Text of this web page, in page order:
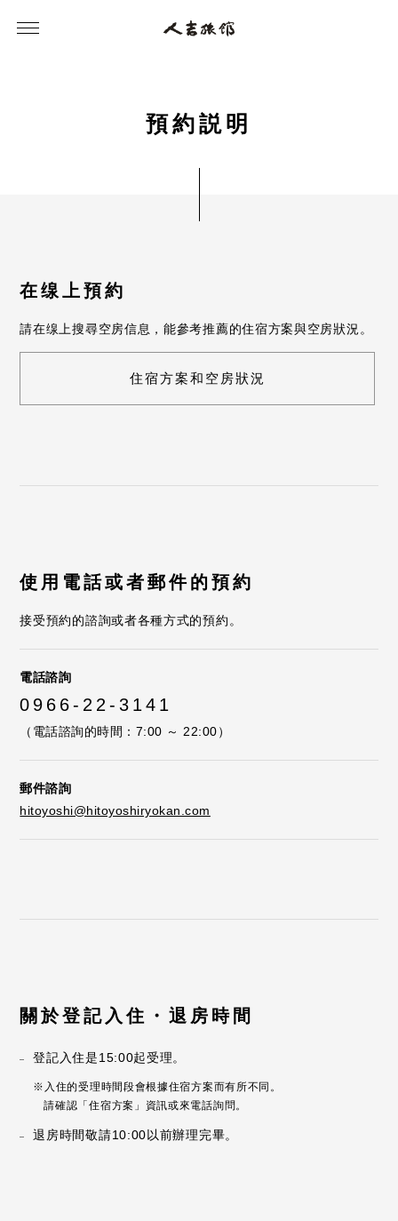
預約説明
在缐上預約
請在缐上搜尋空房信息，能參考推薦的住宿方案與空房狀況。
住宿方案和空房狀況
使用電話或者郵件的預約
接受預約的諮詢或者各種方式的預約。
電話諮詢
0966-22-3141
（電話諮詢的時間：7:00 ～ 22:00）
郵件諮詢
hitoyoshi@hitoyoshiryokan.com
關於登記入住・退房時間
登記入住是15:00起受理。
入住的受理時間段會根據住宿方案而有所不同。
請確認「住宿方案」資訊或來電話詢問。
退房時間敬請10:00以前辦理完畢。